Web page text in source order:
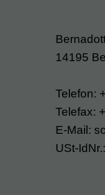
14195
Telefon:
Telefax:
E-Mail:
USt-